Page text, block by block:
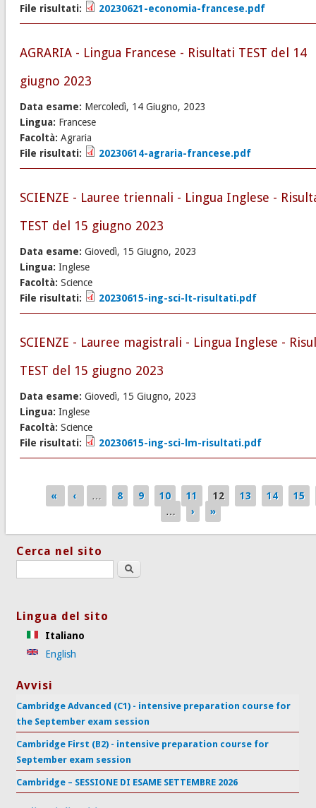
File risultati:
20230621-economia-francese.pdf
AGRARIA - Lingua Francese - Risultati TEST del 14
giugno 2023
Data esame: Mercoledì, 14 Giugno, 2023
Lingua: Francese
Facoltà: Agraria
File risultati:
20230614-agraria-francese.pdf
SCIENZE - Lauree triennali - Lingua Inglese -
TEST del 15 giugno 2023
Data esame: Giovedì, 15 Giugno, 2023
Lingua: Inglese
Facoltà: Science
File risultati:
20230615-ing-sci-lt-risultati.pdf
SCIENZE - Lauree magistrali - Lingua Inglese -
TEST del 15 giugno 2023
Data esame: Giovedì, 15 Giugno, 2023
Lingua: Inglese
Facoltà: Science
File risultati:
20230615-ing-sci-lm-risultati.pdf
Pagine
« ‹ … 8 9 10 11 12 13 14
15
…
› »
Cerca nel sito
Search this site
Lingua del sito
Italiano
English
Avvisi
Cambridge Advanced (C1) - intensive preparation course for
the September exam session
Cambridge First (B2) - intensive preparation course for
September exam session
Cambridge – SESSIONE DI ESAME SETTEMBRE 2026